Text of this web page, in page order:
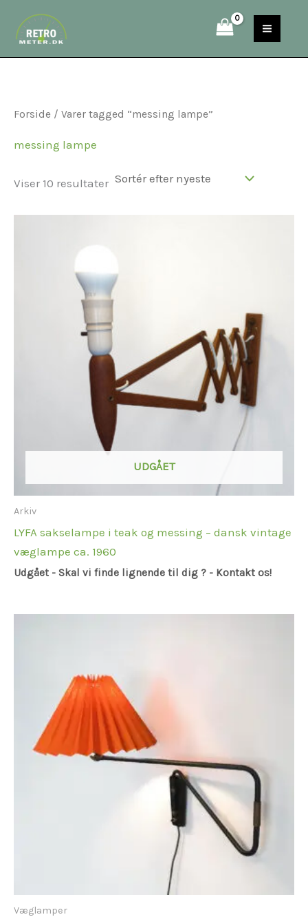
indholdet
e
a
Forside / Varer tagged “messing lampe”
messing lampe
Viser 10 resultater
UDGÅET
Arkiv
LYFA sakselampe i teak og messing – dansk vintage
væglampe ca. 1960
Udgået - Skal vi finde lignende til dig ? - Kontakt os!
Væglamper